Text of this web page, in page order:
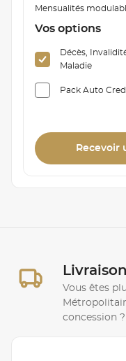
Mensualités
Vos options
Décès,
Maladie
Pack Auto
Recevoir
Vous êtes
concession ?